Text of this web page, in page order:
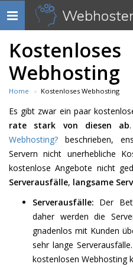
Navigation
anzeigen
Webhoster
Kostenloses
Webhosting
Home Kostenloses Webhosting
Es gibt zwar ein paar
rate stark von diesen ab
Webhosting? beschrieben,
Servern nicht unerhebliche
kostenlose Angebote nicht
Serverausfälle, langsame
Serverausfälle: Der
daher werden die
gnadenlos mit Kunden
sehr lange
kostenlosen Webhosting